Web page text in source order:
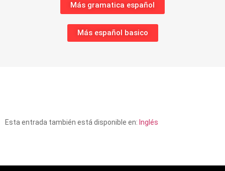
Más gramatica español
Más español basico
Esta entrada también está disponible en: Inglés